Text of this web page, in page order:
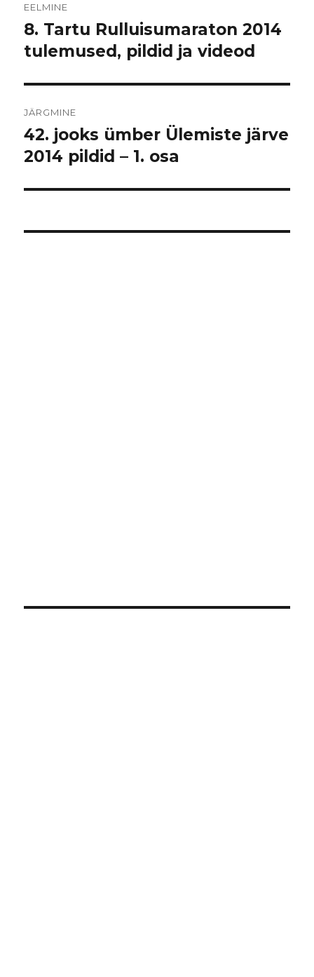
EELMINE
Eelmine
postitus:
8. Tartu Rulluisumaraton 2014
tulemused, pildid ja videod
JÄRGMINE
Järgmine
postitus:
42. jooks ümber Ülemiste järve
2014 pildid – 1. osa